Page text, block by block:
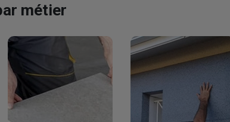
métier